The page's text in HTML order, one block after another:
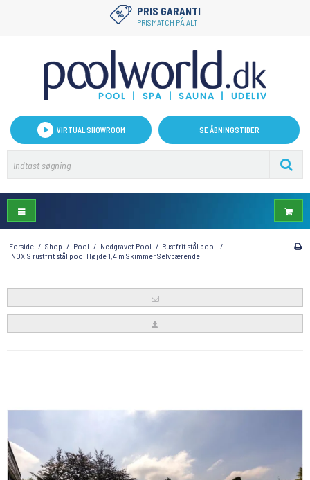
PRIS GARANTI
PRISMATCH PÅ ALT
KUNDESERVICE
KUNDESERVICE@POOLWORLD.DK
VIRTUAL SHOWROOM SE ÅBNINGSTIDER
Forside / Shop / Pool / Nedgravet Pool / Rustfrit stål pool /
INOXIS rustfrit stål pool Højde 1,4 m Skimmer Selvbærende